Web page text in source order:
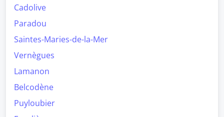
Cadolive
Paradou
Saintes-Maries-de-la-Mer
Vernègues
Lamanon
Belcodène
Puyloubier